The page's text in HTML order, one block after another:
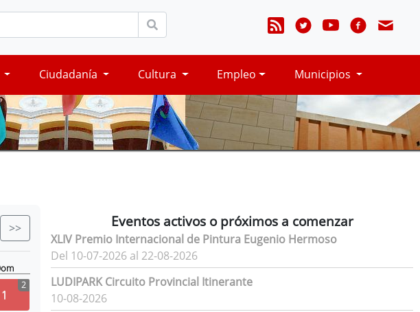
Ciudadanía Cultura Empleo Municipios
>>
1
2
Eventos activos o próximos a comenzar
XLIV Premio Internacional de Pintura Eugenio Hermoso
Del 10-07-2026 al 22-08-2026
LUDIPARK Circuito Provincial Itinerante
10-08-2026